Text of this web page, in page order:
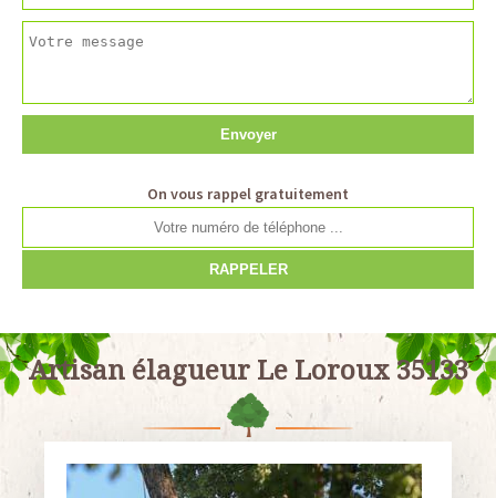
On vous rappel gratuitement
Artisan élagueur Le Loroux 35133